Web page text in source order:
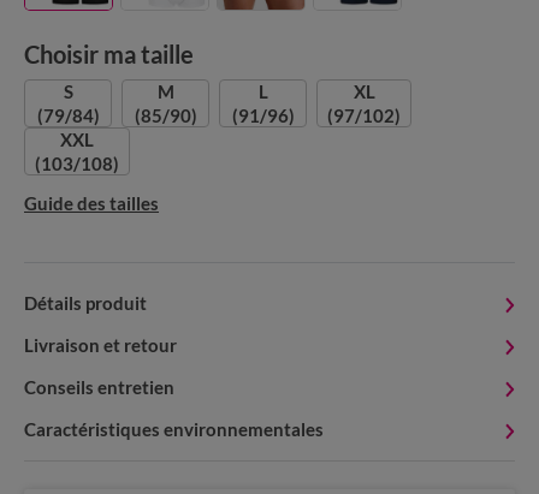
Choisir ma taille
S
(79/84)
M
(85/90)
L
(91/96)
XL
(97/102)
XXL
(103/108)
Guide des tailles
Détails produit
Livraison et retour
Conseils entretien
Caractéristiques environnementales